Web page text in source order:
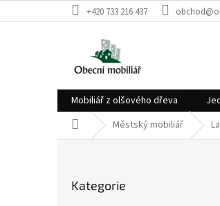
na
+420 733 216 437
Mobiliář z olšového dřeva
Domů Městský mobiliář
kategorie
Kategorie